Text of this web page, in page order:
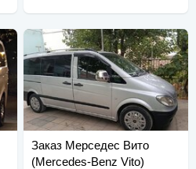
Заказ Мерседес Вито
(Mercedes-Benz Vito)